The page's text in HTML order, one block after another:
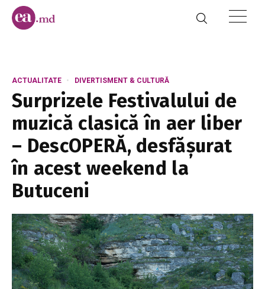
ACTUALITATE DIVERTISMENT & CULTURĂ
Surprizele Festivalului de
muzică clasică în aer liber
– DescOPERĂ, desfășurat
în acest weekend la
Butuceni